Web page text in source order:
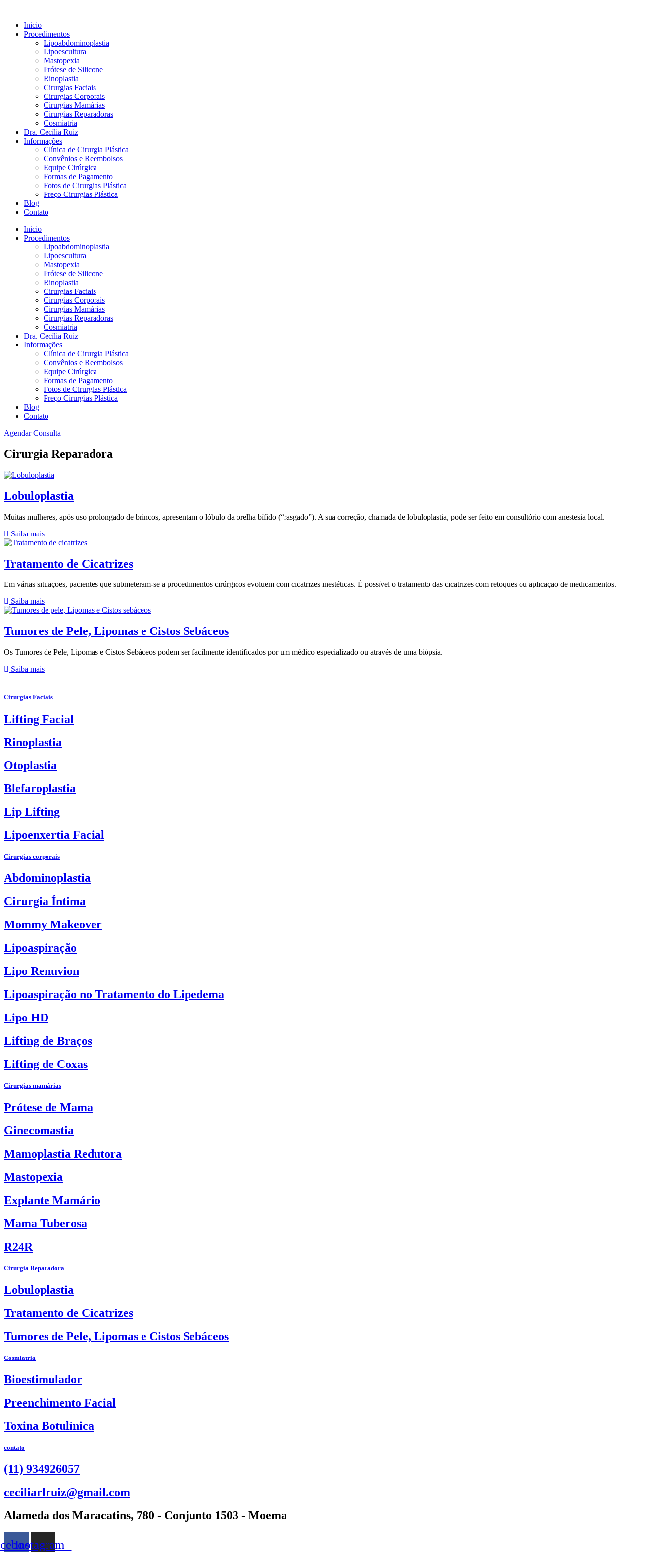
Inicio
Procedimentos
Lipoabdominoplastia
Lipoescultura
Mastopexia
Prótese de Silicone
Rinoplastia
Cirurgias Faciais
Cirurgias Corporais
Cirurgias Mamárias
Cirurgias Reparadoras
Cosmiatria
Dra. Cecília Ruiz
Informações
Clínica de Cirurgia Plástica
Convênios e Reembolsos
Equipe Cirúrgica
Formas de Pagamento
Fotos de Cirurgias Plástica
Preço Cirurgias Plástica
Blog
Contato
Inicio
Procedimentos
Lipoabdominoplastia
Lipoescultura
Mastopexia
Prótese de Silicone
Rinoplastia
Cirurgias Faciais
Cirurgias Corporais
Cirurgias Mamárias
Cirurgias Reparadoras
Cosmiatria
Dra. Cecília Ruiz
Informações
Clínica de Cirurgia Plástica
Convênios e Reembolsos
Equipe Cirúrgica
Formas de Pagamento
Fotos de Cirurgias Plástica
Preço Cirurgias Plástica
Blog
Contato
Agendar Consulta
Cirurgia Reparadora
Lobuloplastia
Muitas mulheres, após uso prolongado de brincos, apresentam o lóbulo da orelha bífido (“rasgado”). A sua correção, chamada de lobuloplastia, pode ser feito em consultório com anestesia local.
Saiba mais
Tratamento de Cicatrizes
Em várias situações, pacientes que submeteram-se a procedimentos cirúrgicos evoluem com cicatrizes inestéticas. É possível o tratamento das cicatrizes com retoques ou aplicação de medicamentos.
Saiba mais
Tumores de Pele, Lipomas e Cistos Sebáceos
Os Tumores de Pele, Lipomas e Cistos Sebáceos podem ser facilmente identificados por um médico especializado ou através de uma biópsia.
Saiba mais
Cirurgias Faciais
Lifting Facial
Rinoplastia
Otoplastia
Blefaroplastia
Lip Lifting
Lipoenxertia Facial
Cirurgias corporais
Abdominoplastia
Cirurgia Íntima
Mommy Makeover
Lipoaspiração
Lipo Renuvion
Lipoaspiração no Tratamento do Lipedema
Lipo HD
Lifting de Braços
Lifting de Coxas
Cirurgias mamárias
Prótese de Mama
Ginecomastia
Mamoplastia Redutora
Mastopexia
Explante Mamário
Mama Tuberosa
R24R
Cirurgia Reparadora
Lobuloplastia
Tratamento de Cicatrizes
Tumores de Pele, Lipomas e Cistos Sebáceos
Cosmiatria
Bioestimulador
Preenchimento Facial
Toxina Botulínica
contato
(11) 934926057
ceciliarlruiz@gmail.com
Alameda dos Maracatins, 780 - Conjunto 1503 - Moema
Instagram